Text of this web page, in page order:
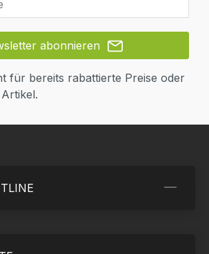
abonnieren
für bereits rabattierte Preise oder